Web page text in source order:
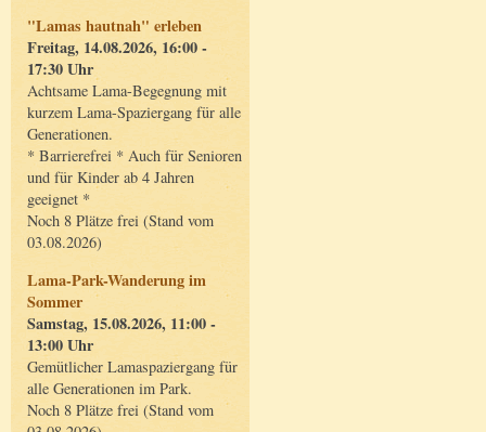
"Lamas hautnah" erleben
Freitag, 14.08.2026, 16:00 -
17:30 Uhr
Achtsame Lama-Begegnung mit
kurzem Lama-Spaziergang für alle
Generationen.
* Barrierefrei * Auch für Senioren
und für Kinder ab 4 Jahren
geeignet *
Noch 8 Plätze frei (Stand vom
03.08.2026)
Lama-Park-Wanderung im
Sommer
Samstag, 15.08.2026, 11:00 -
13:00 Uhr
Gemütlicher Lamaspaziergang für
alle Generationen im Park.
Noch 8 Plätze frei (Stand vom